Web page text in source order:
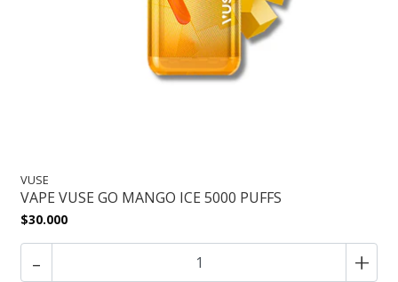
VUSE
VAPE VUSE GO MANGO ICE 5000 PUFFS
$30.000
- +